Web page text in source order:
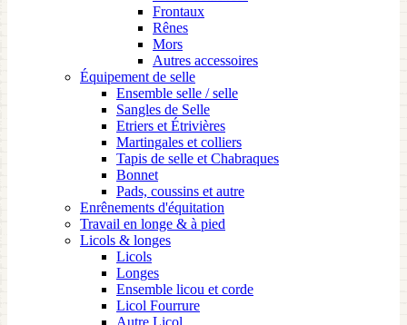
Frontaux
Rênes
Mors
Autres accessoires
Équipement de selle
Ensemble selle / selle
Sangles de Selle
Etriers et Étrivières
Martingales et colliers
Tapis de selle et Chabraques
Bonnet
Pads, coussins et autre
Enrênements d'équitation
Travail en longe & à pied
Licols & longes
Licols
Longes
Ensemble licou et corde
Licol Fourrure
Autre Licol